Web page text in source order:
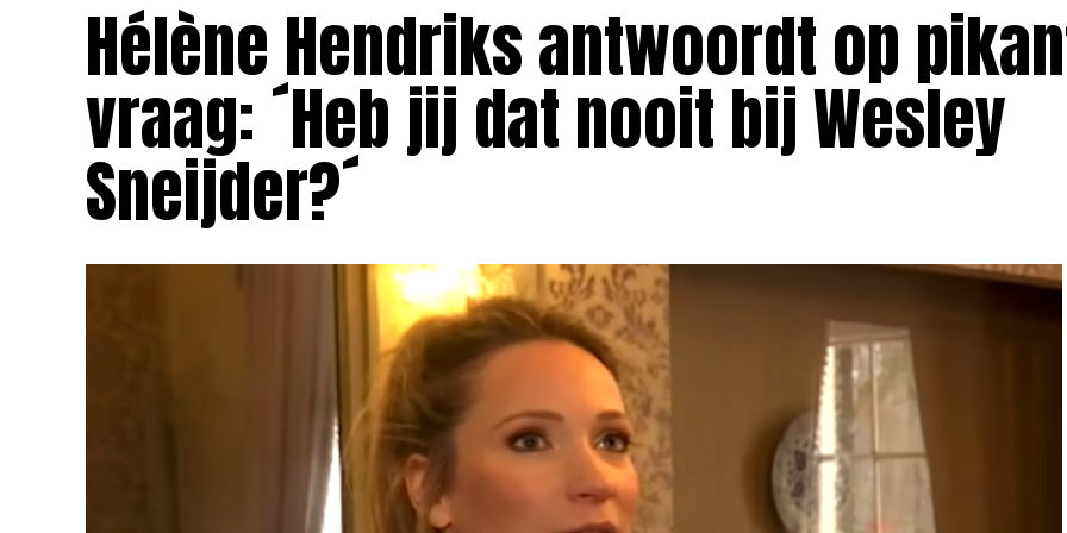
Hélène Hendriks antwoordt op
vraag: ´Heb jij dat nooit bij Wesley
Sneijder?´